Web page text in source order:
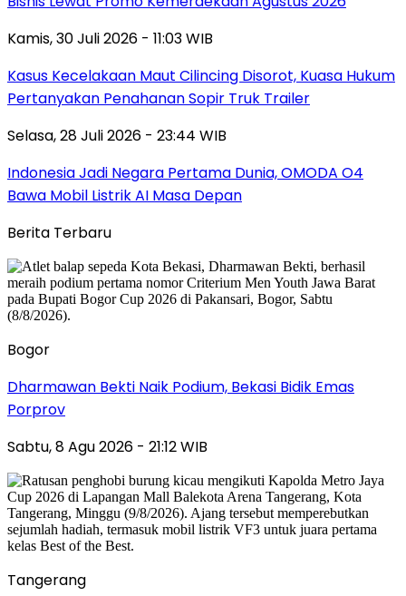
Kamis, 30 Juli 2026 - 11:03 WIB
Kasus Kecelakaan Maut Cilincing Disorot, Kuasa Hukum
Pertanyakan Penahanan Sopir Truk Trailer
Selasa, 28 Juli 2026 - 23:44 WIB
Indonesia Jadi Negara Pertama Dunia, OMODA O4
Bawa Mobil Listrik AI Masa Depan
Berita Terbaru
Bogor
Dharmawan Bekti Naik Podium, Bekasi Bidik Emas
Porprov
Sabtu, 8 Agu 2026 - 21:12 WIB
Tangerang